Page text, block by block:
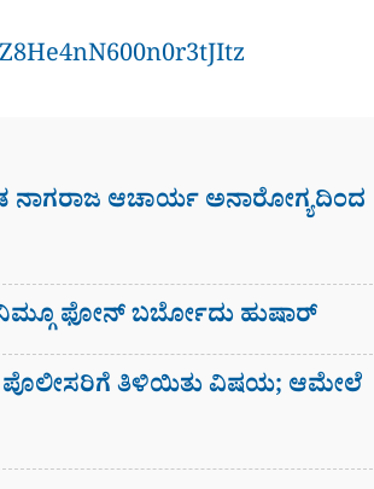
ಆಚಾರ್ಯ ಅನಾರೋಗ್ಯದಿಂದ
ನಿಮ್ಗೂ ಫೋನ್​ ಬರ್ಬೋದು ಹುಷಾರ್​​
ಪೊಲೀಸರಿಗೆ ತಿಳಿಯಿತು ವಿಷಯ; ಆಮೇಲೆ